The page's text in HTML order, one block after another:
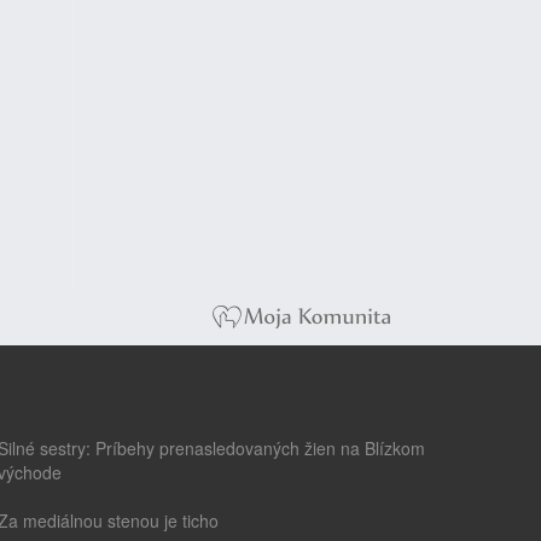
sestry: Príbehy prenasledovaných žien na Blízkom
mediálnou stenou je ticho